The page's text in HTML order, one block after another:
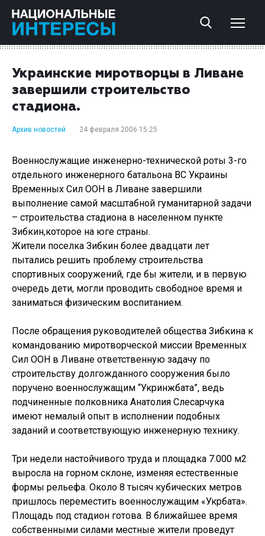
Украинские миротворцы в Ливане
завершили строительство
стадиона.
Архив новостей 24 февраля 2006 15:25
Военнослужащие инженерно-технической роты 3-го
отдельного инженерного батальона ВС Украины
Временных Сил ООН в Ливане завершили
выполнение самой масштабной гуманитарной задачи
– строительства стадиона в населенном пункте
Зибкин,которое на юге страны.
Жители поселка Зибкин более двадцати лет
пытались решить проблему строительства
спортивных сооружений, где бы жители, и в первую
очередь дети, могли проводить свободное время и
заниматься физическим воспитанием.
После обращения руководителей общества Зибкина к
командованию миротворческой миссии Временных
Сил ООН в Ливане ответственную задачу по
строительству долгожданного сооружения было
поручено военнослужащим “Укринжбата”, ведь
подчиненные полковника Анатолия Слесарчука
имеют немалый опыт в исполнении подобных
заданий и соответствующую инженерную технику.
Три недели настойчивого труда и площадка 7.000 м2
выросла на горном склоне, изменяя естественные
формы рельефа. Около 8 тысяч кубических метров
пришлось переместить военнослужащим «Укрбата».
Площадь под стадион готова. В ближайшее время
собственными силами местные жители проведут